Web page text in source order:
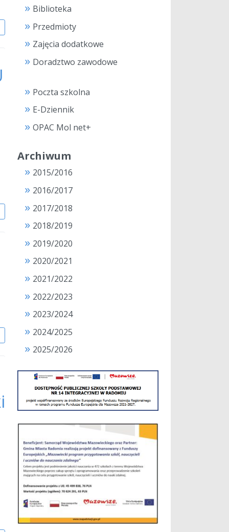
Biblioteka
Przedmioty
Zajęcia dodatkowe
Doradztwo zawodowe
Poczta szkolna
E-Dziennik
OPAC Mol net+
Archiwum
2015/2016
2016/2017
2017/2018
2018/2019
2019/2020
2020/2021
2021/2022
2022/2023
2023/2024
2024/2025
2025/2026